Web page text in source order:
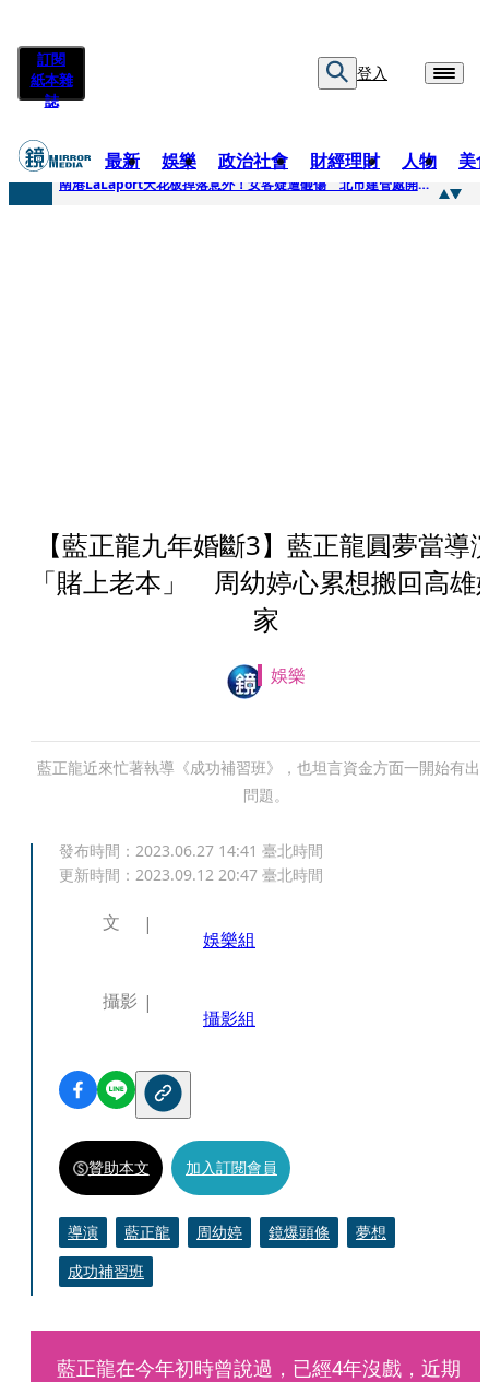
訂閱
紙本雜
誌
登入
最新 娛樂 政治社會 財經理財 人物 美
快訊
南港LaLaport天花板掉落意外！女客疑遭砸傷 北市建管處開罰30萬
【藍正龍九年婚斷3】藍正龍圓夢當導
「賭上老本」 周幼婷心累想搬回高雄
家
娛樂
藍正龍近來忙著執導《成功補習班》，也坦言資金方面一開始有出
問題。
發布時間： 2023.06.27 14:41 臺北時間
更新時間： 2023.09.12 20:47 臺北時間
文
娛樂組
攝影
攝影組
贊助本文 加入訂閱會員
導演 藍正龍 周幼婷 鏡爆頭條
夢想
成功補習班
藍正龍在今年初時曾說過，已經4年沒戲，近期